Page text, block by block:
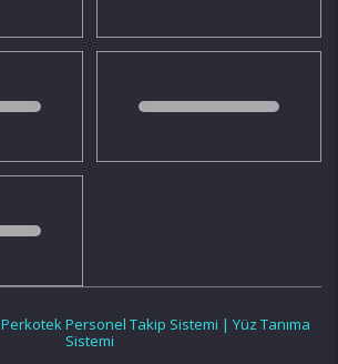
Perkotek Personel Takip Sistemi | Yüz Tanıma
Sistemi